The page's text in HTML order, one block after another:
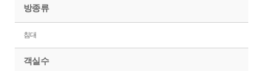
방종류
침대
객실수